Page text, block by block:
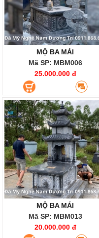
MỘ BA MÁI
Mã SP: MBM006
25.000.000 đ
MỘ BA MÁI
Mã SP: MBM013
20.000.000 đ